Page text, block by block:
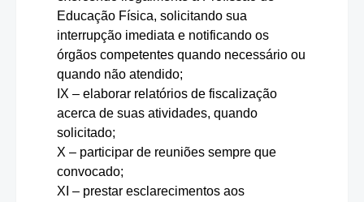
Educação Física, solicitando sua
interrupção imediata e notificando os
órgãos competentes quando necessário ou
quando não atendido;
IX – elaborar relatórios de fiscalização
acerca de suas atividades, quando
solicitado;
X – participar de reuniões sempre que
convocado;
XI – prestar esclarecimentos aos